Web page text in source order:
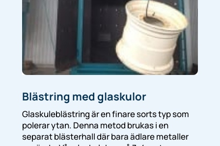
Blästring med glaskulor
Glaskuleblästring är en finare sorts typ som
polerar ytan. Denna metod brukas i en
separat blästerhall där bara ädlare metaller